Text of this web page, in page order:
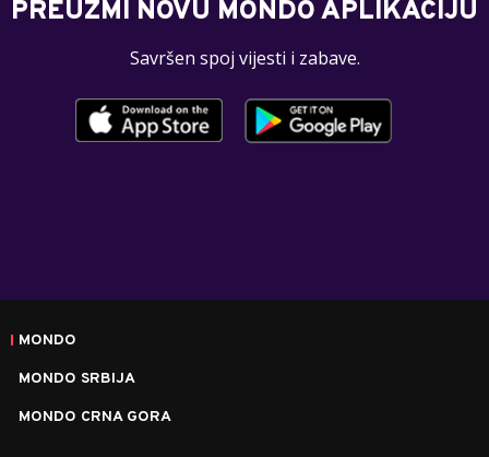
PREUZMI NOVU MONDO APLIKACIJU
Savršen spoj vijesti i zabave.
MONDO
MONDO SRBIJA
MONDO CRNA GORA